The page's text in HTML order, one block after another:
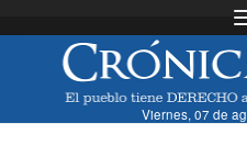
Viernes, 07 de